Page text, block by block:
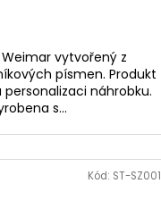
vytvořený z
písmen. Produkt
náhrobku.
s...
Kód: ST-SZ001